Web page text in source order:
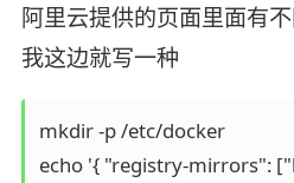
阿里云提供的页面里面有不
我这边就写一种
mkdir -p /etc/docker
echo '{ "registry-mirrors":